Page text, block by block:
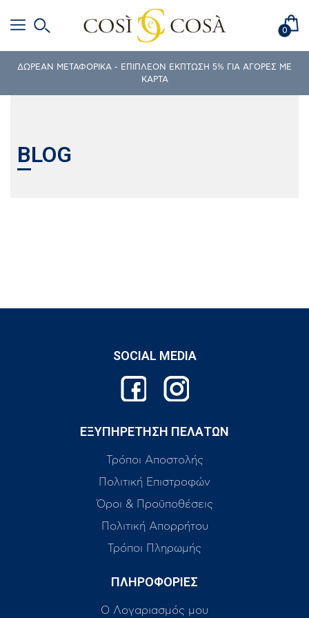
0
ΔΩΡΕΑΝ ΜΕΤΑΦΟΡΙΚΑ - ΕΠΙΠΛΕΟΝ ΕΚΠΤΩΣΗ 5% ΓΙΑ ΑΓΟΡΕΣ ΜΕ
ΚΑΡΤΑ
BLOG
SOCIAL MEDIA
ΕΞΥΠΗΡΕΤΗΣΗ ΠΕΛΑΤΩΝ
Τρόποι Αποστολής
Πολιτική Επιστροφών
Όροι & Προϋποθέσεις
Πολιτική Απορρήτου
Τρόποι Πληρωμής
ΠΛΗΡΟΦΟΡΙΕΣ
Ο Λογαριασμός μου